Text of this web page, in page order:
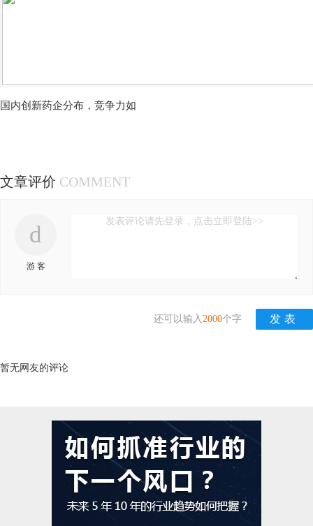
国内创新药企分布，竞争力如
文章评价 COMMENT
d
游 客
发表评论请先登录，点击立即登陆>>
还可以输入 2000个字
暂无网友的评论